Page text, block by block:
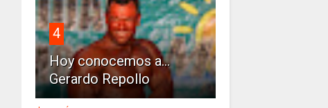
4
Hoy conocemos a...
Gerardo Repollo